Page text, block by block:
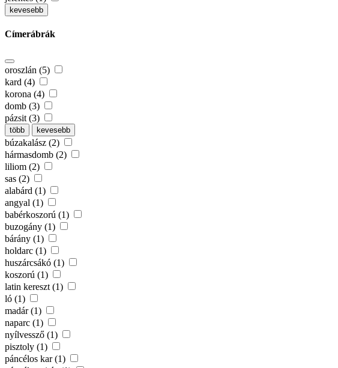
kevesebb
Címerábrák
oroszlán (5)
kard (4)
korona (4)
domb (3)
pázsit (3)
több kevesebb
búzakalász (2)
hármasdomb (2)
liliom (2)
sas (2)
alabárd (1)
angyal (1)
babérkoszorú (1)
buzogány (1)
bárány (1)
holdarc (1)
huszárcsákó (1)
koszorú (1)
latin kereszt (1)
ló (1)
madár (1)
naparc (1)
nyílvessző (1)
pisztoly (1)
páncélos kar (1)